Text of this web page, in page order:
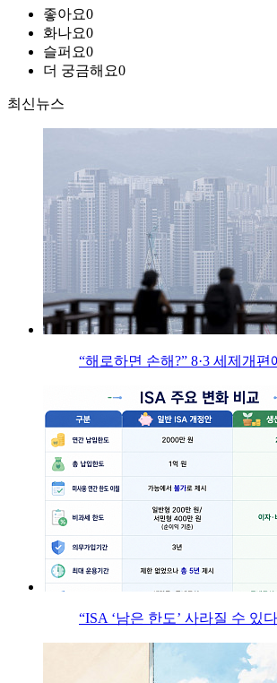
좋아요0
화나요0
슬퍼요0
더 궁금해요0
최신뉴스
“해로하면 손해?” 8·3 세제개편
“ISA ‘남은 한도’ 사라질 수 있